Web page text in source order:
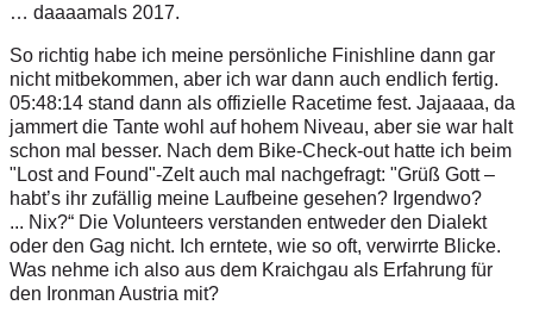
… daaaamals 2017.
So richtig habe ich meine persönliche Finishline dann gar
nicht mitbekommen, aber ich war dann auch endlich fertig.
05:48:14 stand dann als offizielle Racetime fest. Jajaaaa, da
jammert die Tante wohl auf hohem Niveau, aber sie war halt
schon mal besser. Nach dem Bike-Check-out hatte ich beim
"Lost and Found"-Zelt auch mal nachgefragt: "Grüß Gott –
habt’s ihr zufällig meine Laufbeine gesehen? Irgendwo?
... Nix?“ Die Volunteers verstanden entweder den Dialekt
oder den Gag nicht. Ich erntete, wie so oft, verwirrte Blicke.
Was nehme ich also aus dem Kraichgau als Erfahrung für
den Ironman Austria mit?